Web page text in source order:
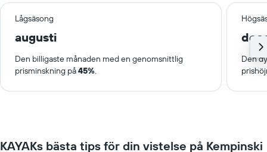
Lågsäsong
augusti
Den billigaste månaden med en genomsnittlig
prisminskning på45%.
Den
KAYAKs bästa tips för din vistelse på Kempinski